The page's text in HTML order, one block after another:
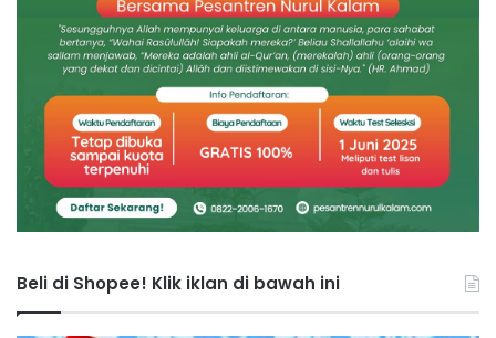
Beli di Shopee! Klik iklan di bawah ini